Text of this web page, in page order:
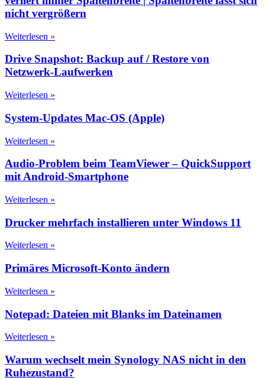
nicht vergrößern
Weiterlesen »
Drive Snapshot: Backup auf / Restore von
Netzwerk-Laufwerken
Weiterlesen »
System-Updates Mac-OS (Apple)
Weiterlesen »
Audio-Problem beim TeamViewer – QuickSupport
mit Android-Smartphone
Weiterlesen »
Drucker mehrfach installieren unter Windows 11
Weiterlesen »
Primäres Microsoft-Konto ändern
Weiterlesen »
Notepad: Dateien mit Blanks im Dateinamen
Weiterlesen »
Warum wechselt mein Synology NAS nicht in den
Ruhezustand?